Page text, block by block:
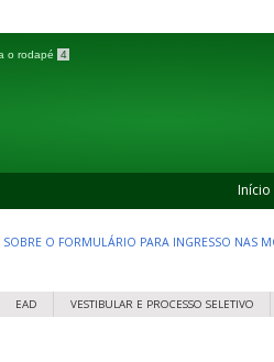
o rodapé 4
Início
SOBRE O FORMULÁRIO PARA INGRESSO NAS
EAD VESTIBULAR E PROCESSO SELETIVO